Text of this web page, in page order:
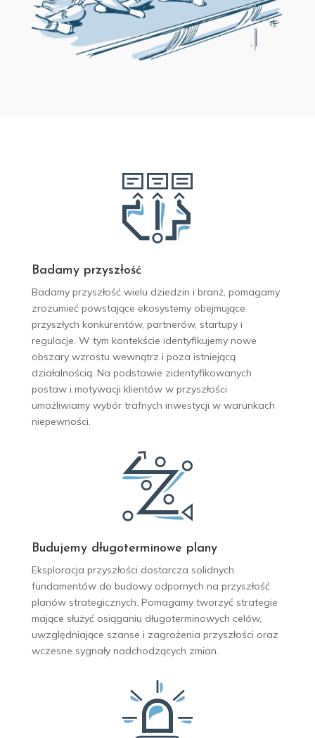
Badamy przyszłość
Badamy przyszłość wielu dziedzin i branż, pomagamy
zrozumieć powstające ekosystemy obejmujące
przyszłych konkurentów, partnerów, startupy i
regulacje. W tym kontekście identyfikujemy nowe
obszary wzrostu wewnątrz i poza istniejącą
działalnością. Na podstawie zidentyfikowanych
postaw i motywacji klientów w przyszłości
umożliwiamy wybór trafnych inwestycji w warunkach
niepewności.
Budujemy długoterminowe plany
Eksploracja przyszłości dostarcza solidnych
fundamentów do budowy odpornych na przyszłość
planów strategicznych. Pomagamy tworzyć strategie
mające służyć osiąganiu długoterminowych celów,
uwzględniające szanse i zagrożenia przyszłości oraz
wczesne sygnały nadchodzących zmian.